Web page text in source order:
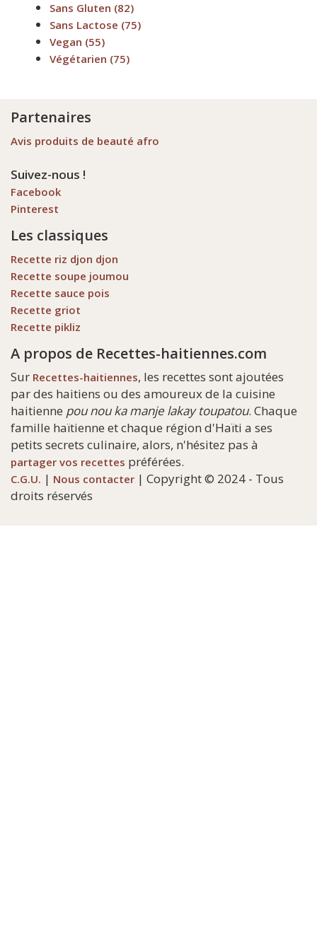
Sans Gluten (82)
Sans Lactose (75)
Vegan (55)
Végétarien (75)
Partenaires
Avis produits de beauté afro
Suivez-nous !
Facebook
Pinterest
Les classiques
Recette riz djon djon
Recette soupe joumou
Recette sauce pois
Recette griot
Recette pikliz
A propos de Recettes-haitiennes.com
Sur Recettes-haitiennes, les recettes sont ajoutées
par des haitiens ou des amoureux de la cuisine
haitienne pou nou ka manje lakay toupatou. Chaque
famille haïtienne et chaque région d'Haïti a ses
petits secrets culinaire, alors, n'hésitez pas à
partager vos recettes préférées.
C.G.U. | Nous contacter | Copyright © 2024 - Tous
droits réservés